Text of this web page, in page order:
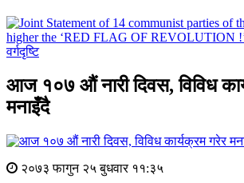
वर्गदृष्टि
आज १०७ औं नारी दिवस, विविध
मनाइँदै
२०७३ फागुन २५ बुधवार ११:३५